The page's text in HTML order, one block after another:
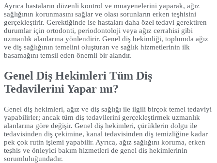
Ayrıca hastaların düzenli kontrol ve muayenelerini yaparak, ağız
sağlığının korunmasını sağlar ve olası sorunların erken teşhisini
gerçekleştirir. Gerektiğinde ise hastaları daha özel tedavi gerektiren
durumlar için ortodonti, periodontoloji veya ağız cerrahisi gibi
uzmanlık alanlarına yönlendirir. Genel diş hekimliği, toplumda ağız
ve diş sağlığının temelini oluşturan ve sağlık hizmetlerinin ilk
basamağını temsil eden önemli bir alandır.
Genel Diş Hekimleri Tüm Diş
Tedavilerini Yapar mı?
Genel diş hekimleri, ağız ve diş sağlığı ile ilgili birçok temel tedaviyi
yapabilirler; ancak tüm diş tedavilerini gerçekleştirmek uzmanlık
alanlarına göre değişir. Genel diş hekimleri, çürüklerin dolgu ile
tedavisinden diş çekimine, kanal tedavisinden diş temizliğine kadar
pek çok rutin işlemi yapabilir. Ayrıca, ağız sağlığını koruma, erken
teşhis ve önleyici bakım hizmetleri de genel diş hekimlerinin
sorumluluğundadır.